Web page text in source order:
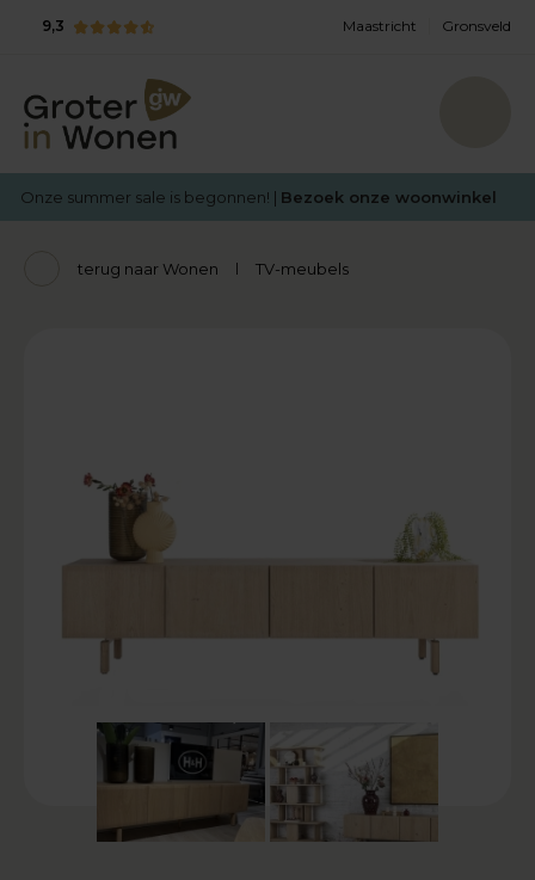
9,3 Maastricht Gronsveld
Onze summer sale is begonnen! | Bezoek onze woonwinkel
terug naar Wonen TV-meubels